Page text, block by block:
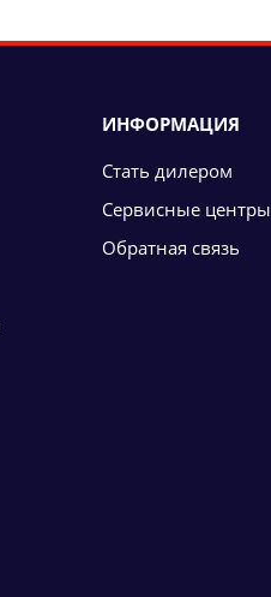
ИНФОРМАЦИЯ
Стать дилером
Сервисные центры
Обратная связь